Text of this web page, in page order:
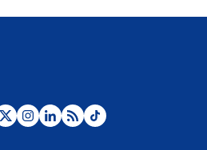
Fuerte temblor en Colombia hoy: